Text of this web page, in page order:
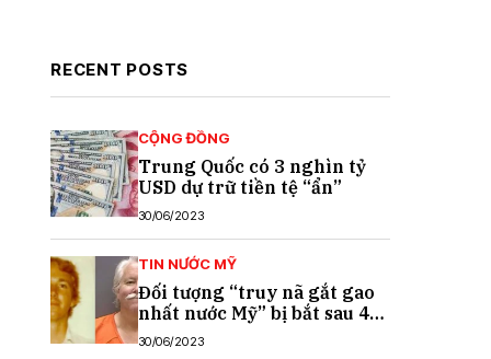
RECENT POSTS
CỘNG ĐỒNG
Trung Quốc có 3 nghìn tỷ
USD dự trữ tiền tệ “ẩn”
30/06/2023
TIN NƯỚC MỸ
Đối tượng “truy nã gắt gao
nhất nước Mỹ” bị bắt sau 40
năm trốn chạy
30/06/2023